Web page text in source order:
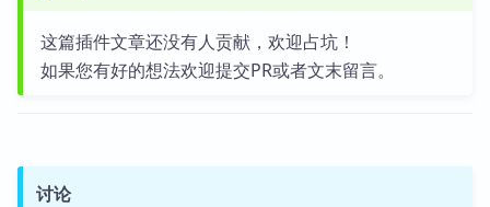
这篇插件文章还没有人贡献，欢迎占坑！
如果您有好的想法欢迎提交PR或者文末留言。
讨论